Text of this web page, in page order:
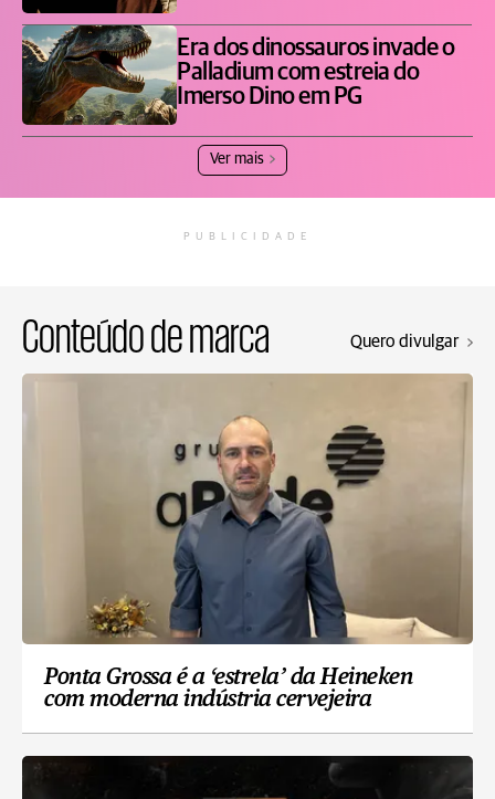
Era dos dinossauros invade o
Palladium com estreia do
Imerso Dino em PG
Ver mais
PUBLICIDADE
Conteúdo de marca Quero divulgar
Ponta Grossa é a ‘estrela’ da Heineken
com moderna indústria cervejeira